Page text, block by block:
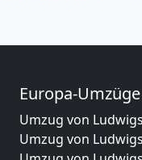
Europa-Umzüge
Umzug von
Umzug von